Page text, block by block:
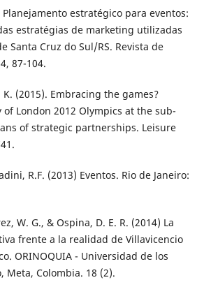
Planejamento estratégico para eventos:
estratégias de marketing utilizadas
Santa Cruz do Sul/RS. Revista de
87-104.
(2015). Embracing the games?
of London 2012 Olympics at the sub-
of strategic partnerships. Leisure
R.F. (2013) Eventos. Rio de Janeiro:
W. G., & Ospina, D. E. R. (2014) La
frente a la realidad de Villavicencio
ORINOQUIA - Universidad de los
Meta, Colombia. 18 (2).